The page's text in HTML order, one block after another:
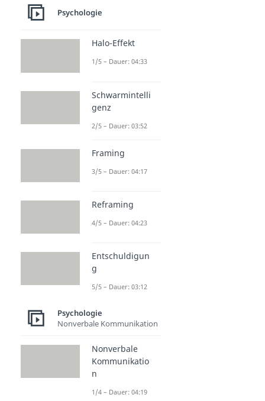
Psychologie
Halo-Effekt
1/5 – Dauer: 04:33
Schwarmintelli
genz
2/5 – Dauer: 03:52
Framing
3/5 – Dauer: 04:17
Reframing
4/5 – Dauer: 04:23
Entschuldigun
g
5/5 – Dauer: 03:12
Psychologie
Nonverbale Kommunikation
Nonverbale
Kommunikatio
n
1/4 – Dauer: 04:19